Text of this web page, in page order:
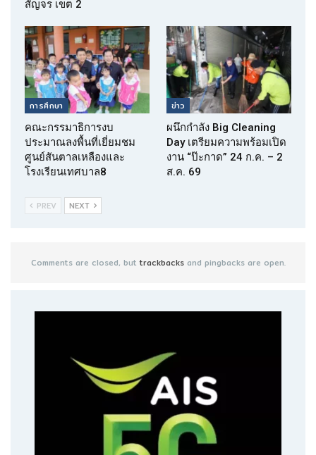
สัญจร เขต 2
การศึกษา
คณะกรรมาธิการงบ
ประมาณลงพื้นที่เยี่ยมชม
ศูนย์สันตาลเหลืองและ
โรงเรียนเทศบาล8
ข่าว
ผนึกกำลัง Big Cleaning
Day เตรียมความพร้อมเปิด
งาน “ป๊ะกาด” 24 ก.ค. – 2
ส.ค. 69
PREV NEXT
Comments are closed, buttrackbacksand pingbacks are open.